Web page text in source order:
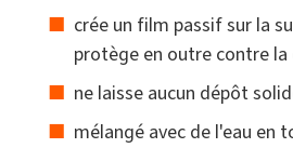
crée un film passif sur la
protège en outre contre
ne laisse aucun dépôt
mélangé avec de l'eau en